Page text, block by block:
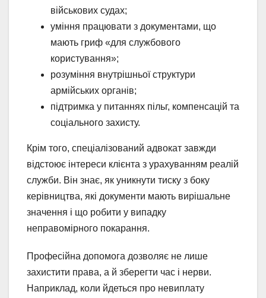
військових судах;
уміння працювати з документами, що
мають гриф «для службового
користування»;
розуміння внутрішньої структури
армійських органів;
підтримка у питаннях пільг, компенсацій та
соціального захисту.
Крім того, спеціалізований адвокат завжди
відстоює інтереси клієнта з урахуванням реалій
служби. Він знає, як уникнути тиску з боку
керівництва, які документи мають вирішальне
значення і що робити у випадку
неправомірного покарання.
Професійна допомога дозволяє не лише
захистити права, а й зберегти час і нерви.
Наприклад, коли йдеться про невиплату